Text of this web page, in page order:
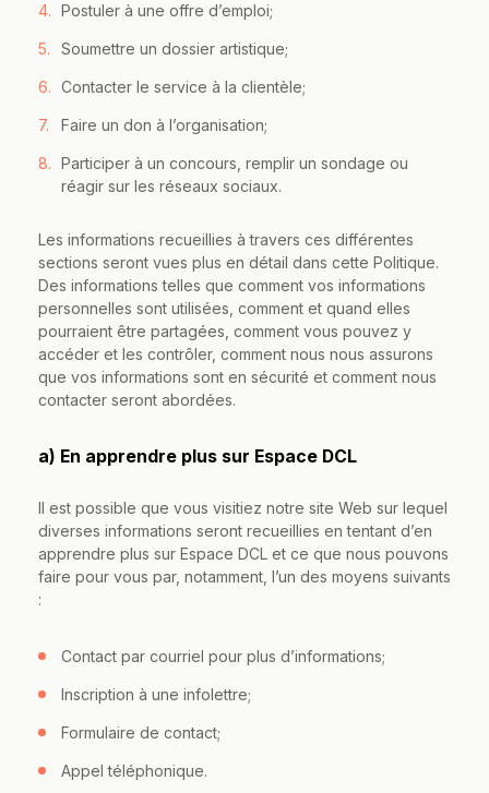
Postuler à une offre d’emploi;
Soumettre un dossier artistique;
Contacter le service à la clientèle;
Faire un don à l’organisation;
Participer à un concours, remplir un sondage ou
réagir sur les réseaux sociaux.
Les informations recueillies à travers ces différentes
sections seront vues plus en détail dans cette Politique.
Des informations telles que comment vos informations
personnelles sont utilisées, comment et quand elles
pourraient être partagées, comment vous pouvez y
accéder et les contrôler, comment nous nous assurons
que vos informations sont en sécurité et comment nous
contacter seront abordées.
a) En apprendre plus sur Espace DCL
Il est possible que vous visitiez notre site Web sur lequel
diverses informations seront recueillies en tentant d’en
apprendre plus sur Espace DCL et ce que nous pouvons
faire pour vous par, notamment, l’un des moyens suivants
:
Contact par courriel pour plus d’informations;
Inscription à une infolettre;
Formulaire de contact;
Appel téléphonique.